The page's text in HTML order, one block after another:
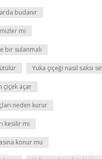
budanır
mi
bir sulanmalı
Yuka çiçeği nasıl saksı
çiçek açar
neden kurur
kesilir mi
konur mu